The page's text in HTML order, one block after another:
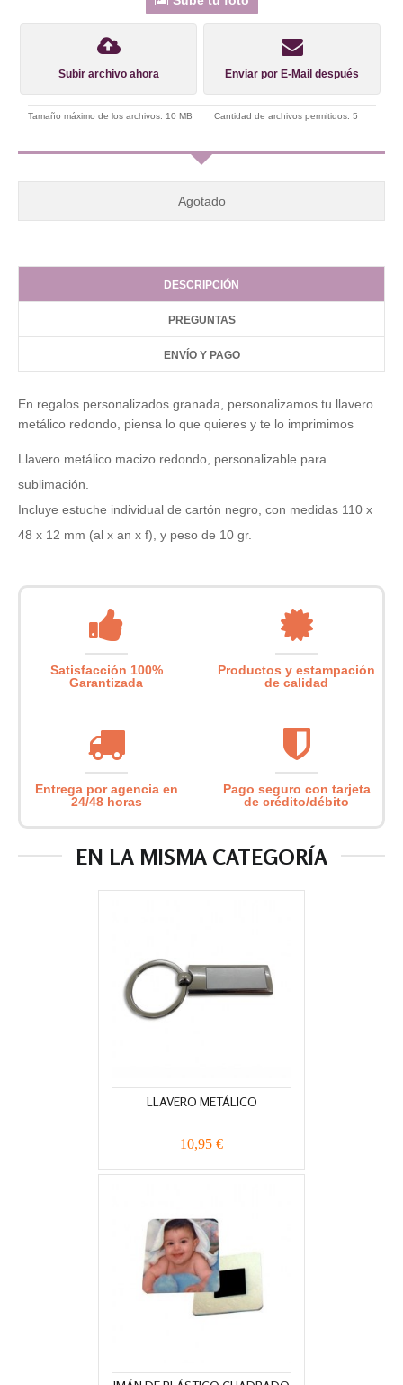
Subir archivo ahora Enviar por E-Mail después
Tamaño máximo de los archivos: 10 MB Cantidad de archivos permitidos: 5
Agotado
DESCRIPCIÓN
PREGUNTAS
ENVÍO Y PAGO
En regalos personalizados granada, personalizamos tu llavero
metálico redondo, piensa lo que quieres y te lo imprimimos
Llavero metálico macizo redondo, personalizable para
sublimación.
Incluye estuche individual de cartón negro, con medidas 110 x
48 x 12 mm (al x an x f), y peso de 10 gr.
Satisfacción 100%
Garantizada
Productos y estampación
de calidad
Entrega por agencia en
24/48 horas
Pago seguro con tarjeta
de crédito/débito
EN LA MISMA CATEGORÍA
LLAVERO METÁLICO
10,95 €